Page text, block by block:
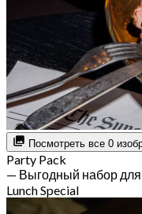
Посмотреть все 0
Party Pack
— Выгодный набор для
Lunch Special